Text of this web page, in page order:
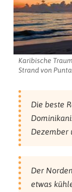
Karibische
Strand von
Die beste
Dezember
Der
etwas